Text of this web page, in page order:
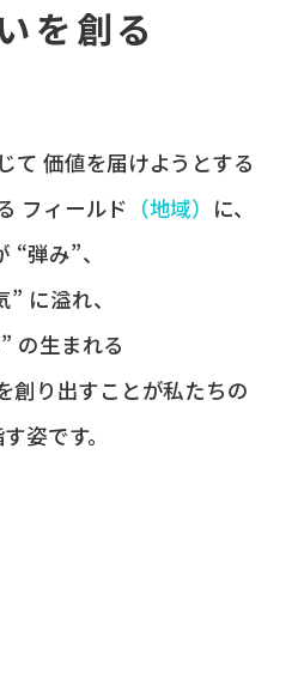
を創る
て 価値を​届けようとする​
フィールド ​（地域） に、
“弾み”、
” に​溢れ、
の​生まれる
創り出すことが​私たちの​
姿です。​